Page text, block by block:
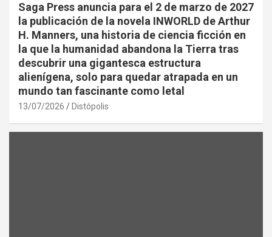
Saga Press anuncia para el 2 de marzo de 2027
la publicación de la novela INWORLD de Arthur
H. Manners, una historia de ciencia ficción en
la que la humanidad abandona la Tierra tras
descubrir una gigantesca estructura
alienígena, solo para quedar atrapada en un
mundo tan fascinante como letal
13/07/2026 Distópolis